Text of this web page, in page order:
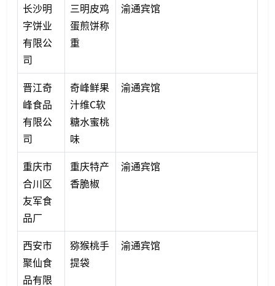
长沙明
字饼业
有限公
司
三明皮鸡
蛋煎饼称
重
渝通宾馆
晋江奇
峰食品
有限公
司
奇峰鲜果
汁维C软
糖水蜜桃
味
渝通宾馆
重庆市
合川区
友军食
品厂
重庆特产
香脆椒
渝通宾馆
西安市
聚仙食
品有限
猕猴桃手
提袋
渝通宾馆